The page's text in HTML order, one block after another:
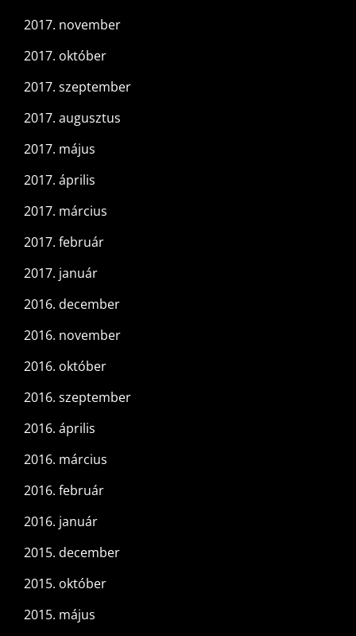
2017. november
2017. október
2017. szeptember
2017. augusztus
2017. május
2017. április
2017. március
2017. február
2017. január
2016. december
2016. november
2016. október
2016. szeptember
2016. április
2016. március
2016. február
2016. január
2015. december
2015. október
2015. május